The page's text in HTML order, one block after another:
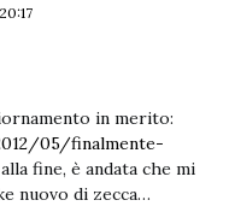
in merito:
05/finalmente-
fine, è andata che mi
nuovo di zecca…